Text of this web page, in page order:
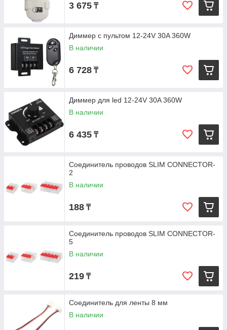
3 675 ₸
Диммер с пультом 12-24V 30A 360W
В наличии
6 728 ₸
Диммер для led 12-24V 30A 360W
В наличии
6 435 ₸
Соединитель проводов SLIM CONNECTOR-
2
В наличии
188 ₸
Соединитель проводов SLIM CONNECTOR-
5
В наличии
219 ₸
Соединитель для ленты 8 мм
В наличии